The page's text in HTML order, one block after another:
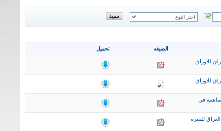
تحميل الصيغه
للاوراق
للاوراق
في
للفترة